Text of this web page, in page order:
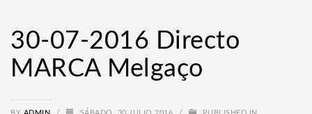
30-07-2016 Directo
MARCA Melgaço